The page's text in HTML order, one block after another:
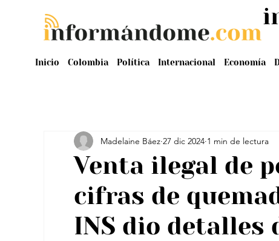
Inicio Colombia Política Internacional Economía
Venta ilegal de
cifras de
INS dio detalles
Madelaine Báez 27 dic 2024 1 min de lectura